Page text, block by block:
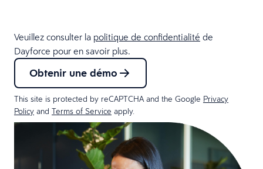
Veuillez consulter la politique de confidentialité de
Dayforce pour en savoir plus.
Obtenir une démo
This site is protected by reCAPTCHA and the Google Privacy
Policy and Terms of Service apply.